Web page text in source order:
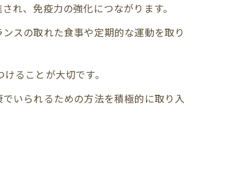
れ、免疫力の強化につながります。
スの取れた食事や定期的な運動を取り
ることが大切です。
いられるための方法を積極的に取り入